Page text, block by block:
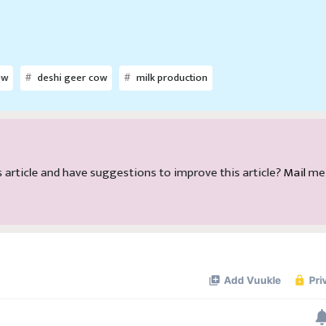
deshi geer cow milk production
article and have suggestions to improve this article?Mailme